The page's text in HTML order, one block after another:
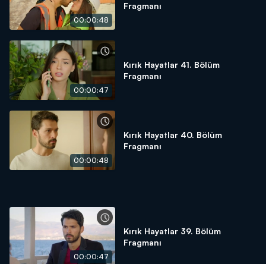
00:00:48
Fragmanı
00:00:47
Kırık Hayatlar 41. Bölüm
Fragmanı
00:00:48
Kırık Hayatlar 40. Bölüm
Fragmanı
00:00:47
Kırık Hayatlar 39. Bölüm
Fragmanı